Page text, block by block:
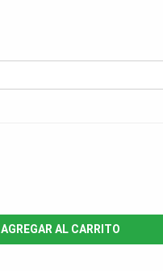
AGREGAR AL CARRITO